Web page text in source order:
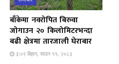
बाँकेमा नवरोपित बिरुवा
जोगाउन २० किलोमिटरभन्दा
बढी क्षेत्रमा तारजाली घेराबार
३:०९ बिहान, साउन ११, २०८३